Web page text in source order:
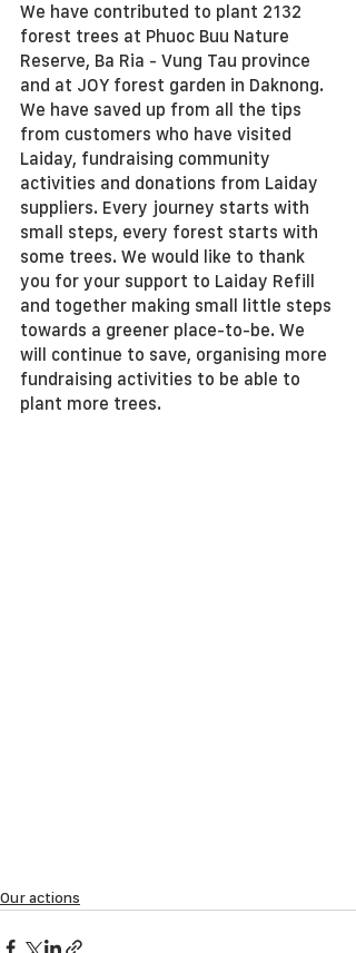
We have contributed to plant 2132
forest trees at Phuoc Buu Nature
Reserve, Ba Ria - Vung Tau province
and at JOY forest garden in Daknong.
We have saved up from all the tips
from customers who have visited
Laiday, fundraising community
activities and donations from Laiday
suppliers. Every journey starts with
small steps, every forest starts with
some trees. We would like to thank
you for your support to Laiday Refill
and together making small little steps
towards a greener place-to-be. We
will continue to save, organising more
fundraising activities to be able to
plant more trees.
Our actions